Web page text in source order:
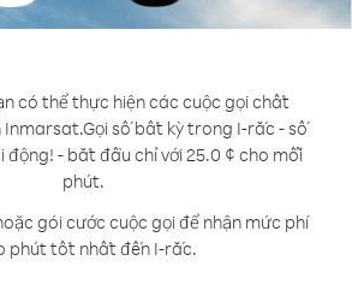
có thể thực hiện các cuộc gọi chất
Inmarsat.Gọi số bất kỳ trong I-rắc - số
động! - bắt đầu chỉ với 25.0 ¢ cho mỗi
phút.
gói cước cuộc gọi để nhận mức phí
phút tốt nhất đến I-rắc.